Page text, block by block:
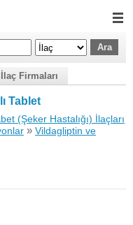
İlaç Firmaları
Tablet
(Şeker Hastalığı) İlaçları
» Vildagliptin ve